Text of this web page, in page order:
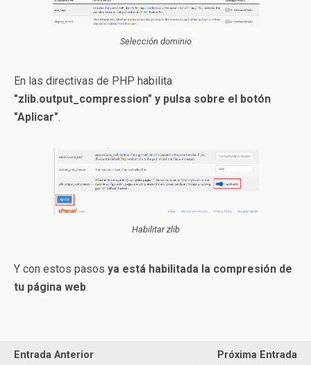
Selección dominio
En las directivas de PHP habilita
"zlib.output_compression" y pulsa sobre el botón
"Aplicar".
Habilitar zlib
Y con estos pasos ya está habilitada la compresión de
tu página web.
Entrada Anterior
Próxima Entrada